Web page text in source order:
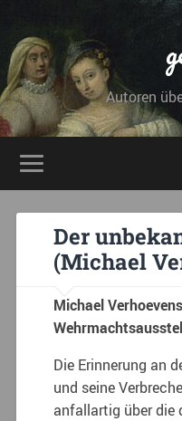
Autoren
Der
(Michael
Michael
Die Erinnerung an
und seine
anfallartig über die